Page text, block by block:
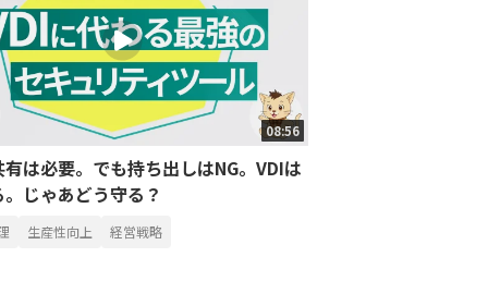
08:56
は必要。でも持ち出しはNG。VDIは
じゃあどう守る？
生産性向上 経営戦略